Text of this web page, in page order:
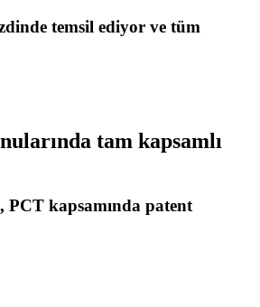
temsil ediyor ve tüm
tam kapsamlı
PCT kapsamında patent